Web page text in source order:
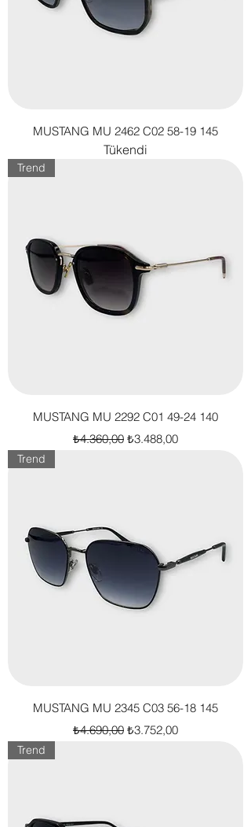
MUSTANG MU 2462 C02 58-19 145
Tükendi
Trend
MUSTANG MU 2292 C01 49-24 140
Normal Fiyat
₺4.360,00 İndirimli Fiyat
₺3.488,00
Trend
MUSTANG MU 2345 C03 56-18 145
Normal Fiyat
₺4.690,00 İndirimli Fiyat
₺3.752,00
Trend